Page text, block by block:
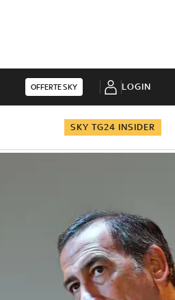
OFFERTE SKY LOGIN
SKY TG24 INSIDER